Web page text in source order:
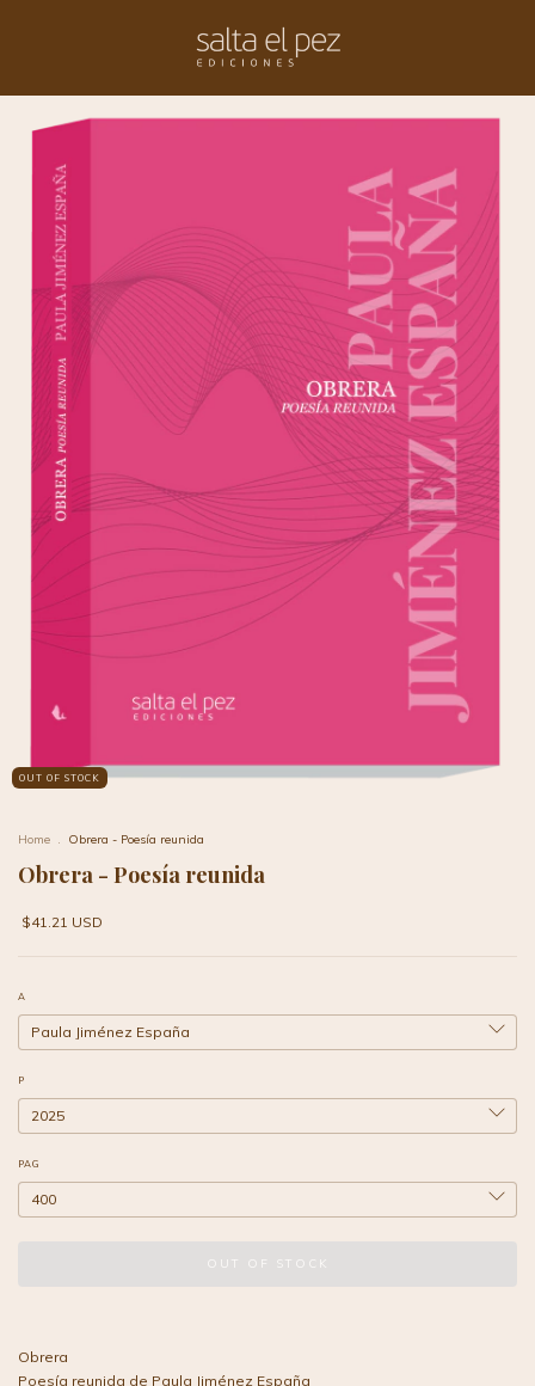
OUT OF STOCK
Home . Obrera - Poesía reunida
Obrera - Poesía reunida
$41.21 USD
A
P
PAG
Obrera
Poesía reunida de Paula Jiménez España